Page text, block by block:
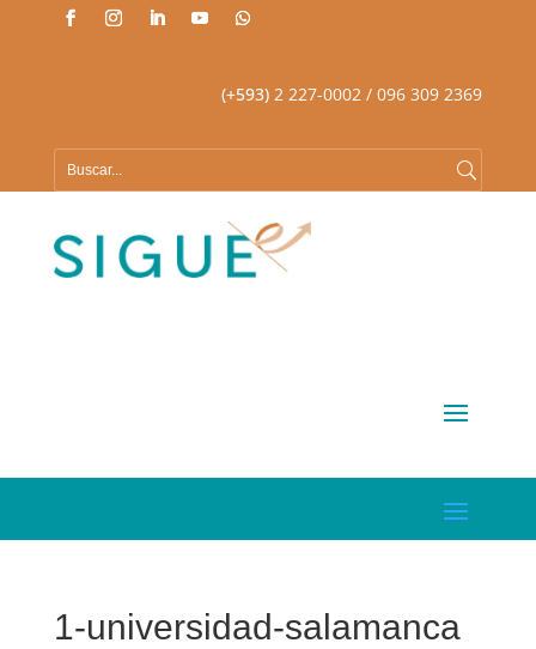
(+593)2 227-0002 / 096 309 2369
1-universidad-salamanca